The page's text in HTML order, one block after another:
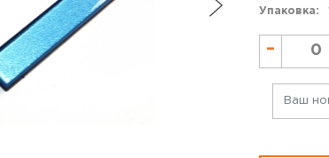
Упаковка:
–